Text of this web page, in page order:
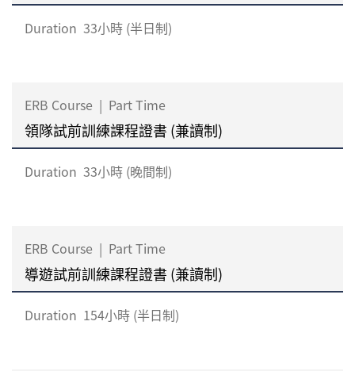
Duration 33小時 (半日制)
ERB Course | Part Time
領隊試前訓練課程證書 (兼讀制)
Duration 33小時 (晚間制)
ERB Course | Part Time
導遊試前訓練課程證書 (兼讀制)
Duration 154小時 (半日制)